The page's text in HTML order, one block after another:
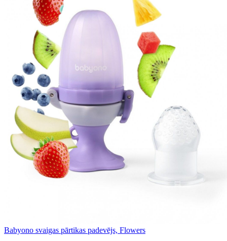
Babyono svaigas pārtikas padevējs, Flowers